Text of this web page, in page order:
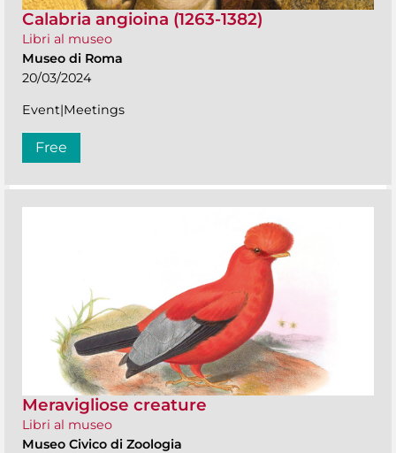
Calabria angioina (1263-1382)
Libri al museo
Museo di Roma
20/03/2024
Event|Meetings
Free
Meravigliose creature
Libri al museo
Museo Civico di Zoologia